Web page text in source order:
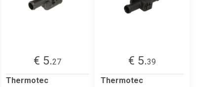
€ 5.27
Thermotec
€ 5.39
Thermotec